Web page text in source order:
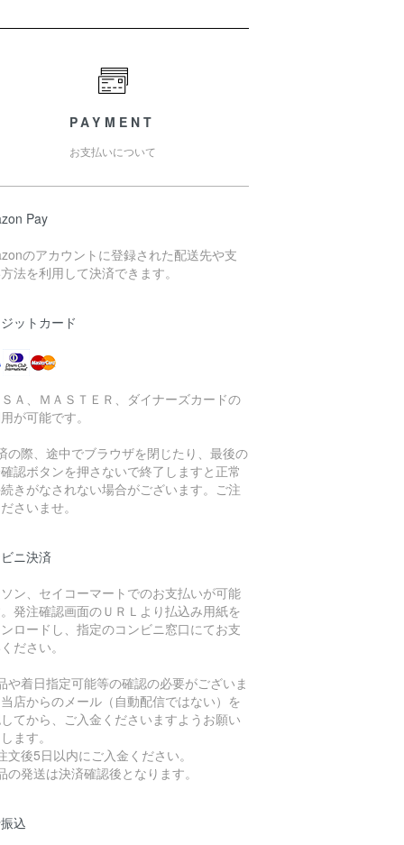
PAYMENT
お支払いについて
Pay
のアカウントに登録された配送先や支
法を利用して決済できます。
ットカード
ＳＡ、ＭＡＳＴＥＲ、ダイナーズカードの
が可能です。
の際、途中でブラウザを閉じたり、最後の
認ボタンを押さないで終了しますと正常
きがなされない場合がございます。ご注
さいませ。
ニ決済
ン、セイコーマートでのお支払いが可能
発注確認画面のＵＲＬより払込み用紙を
ロードし、指定のコンビニ窓口にてお支
ださい。
や着日指定可能等の確認の必要がございま
店からのメール（自動配信ではない）を
てから、ご入金くださいますようお願い
ます。
文後5日以内にご入金ください。
の発送は決済確認後となります。
込